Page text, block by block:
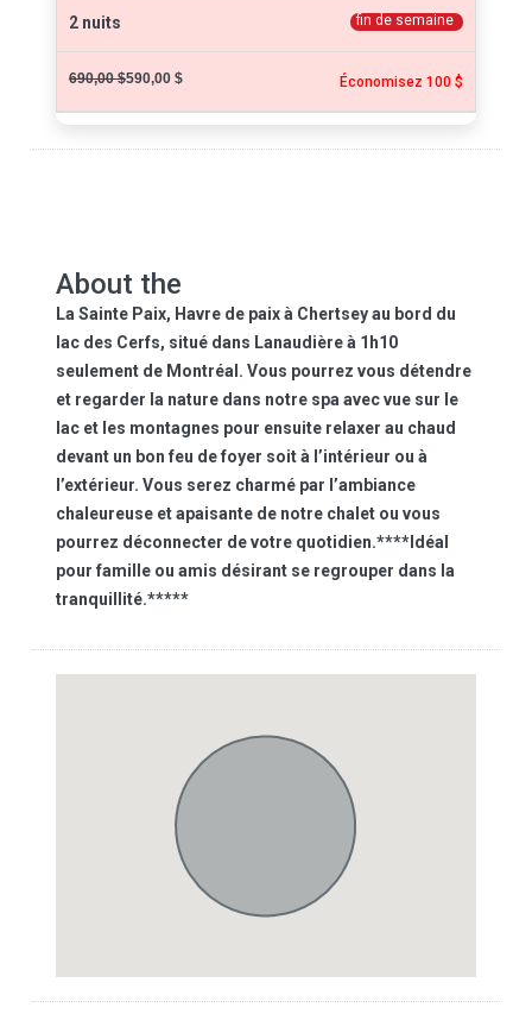
2 nuits fin de semaine
690,00 $590,00 $ Économisez 100 $
About the
La Sainte Paix, Havre de paix à Chertsey au bord du
lac des Cerfs, situé dans Lanaudière à 1h10
seulement de Montréal. Vous pourrez vous détendre
et regarder la nature dans notre spa avec vue sur le
lac et les montagnes pour ensuite relaxer au chaud
devant un bon feu de foyer soit à l’intérieur ou à
l’extérieur. Vous serez charmé par l’ambiance
chaleureuse et apaisante de notre chalet ou vous
pourrez déconnecter de votre quotidien.****Idéal
pour famille ou amis désirant se regrouper dans la
tranquillité.*****